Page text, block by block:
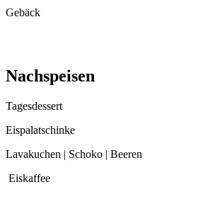
Gebäck
Nachspeisen
Tagesdessert
Eispalatschinke
Lavakuchen | Schoko | Beeren
Eiskaffee